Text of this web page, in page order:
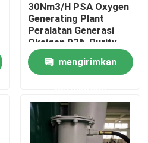
30Nm3/H PSA Oxygen
Generating Plant
Peralatan Generasi
Oksigen 93% Purity
mengirimkan